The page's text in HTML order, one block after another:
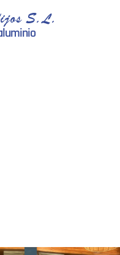
S.L.